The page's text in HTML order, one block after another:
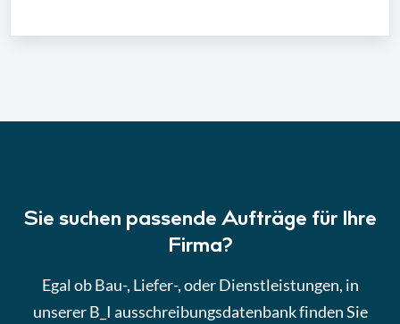
Sie suchen passende Aufträge für Ihre
Firma?
Egal ob Bau-, Liefer-, oder Dienstleistungen, in
unserer B_I ausschreibungsdatenbank finden Sie